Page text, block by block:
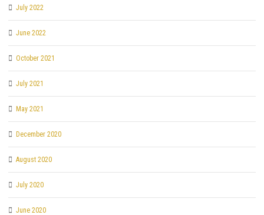
July 2022
June 2022
October 2021
July 2021
May 2021
December 2020
August 2020
July 2020
June 2020